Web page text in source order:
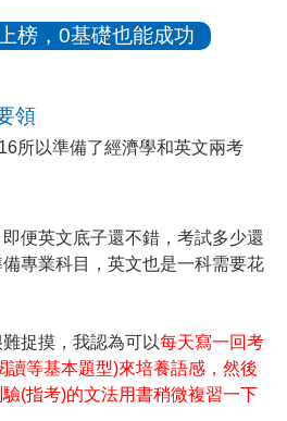
榜，0基礎也能成功
領
所以準備了經濟學和英文兩考
便英文底子還不錯，考試多少還
專業科目，英文也是一科需要花
捉摸，我認為可以每天寫一回考
讀等基本題型)來培養語感，然後
(指考)的文法用書稍微複習一下